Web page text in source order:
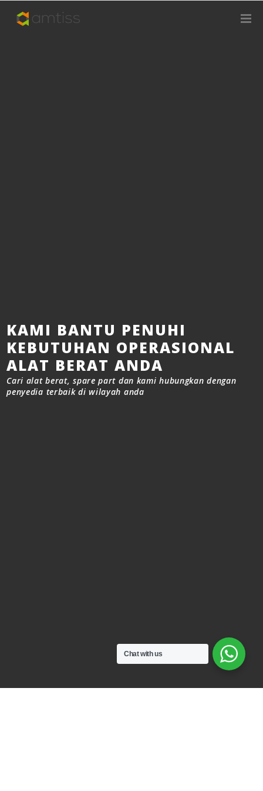
KAMI BANTU PENUHI
KEBUTUHAN OPERASIONAL
ALAT BERAT ANDA
Cari alat berat, spare part dan kami hubungkan dengan
penyedia terbaik di wilayah anda
Chat with us